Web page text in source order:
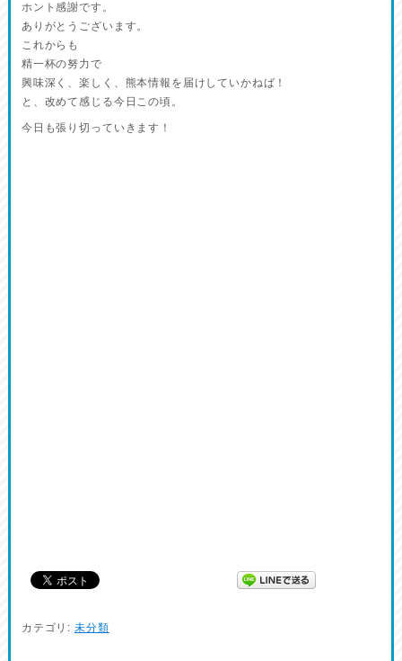
ホント感謝です。
ありがとうございます。
これからも
精一杯の努力で
興味深く、楽しく、熊本情報を届けしていかねば！
と、改めて感じる今日この頃。
今日も張り切っていきます！
カテゴリ: 未分類